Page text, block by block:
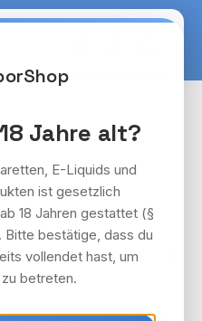
Jahre alt?
E-Liquids und
ist gesetzlich
18 Jahren gestattet (§
bestätige, dass du
vollendet hast, um
betreten.